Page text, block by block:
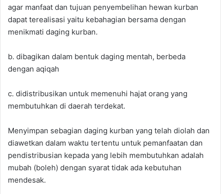
agar manfaat dan tujuan penyembelihan hewan kurban
dapat terealisasi yaitu kebahagian bersama dengan
menikmati daging kurban.
b. dibagikan dalam bentuk daging mentah, berbeda
dengan aqiqah
c. didistribusikan untuk memenuhi hajat orang yang
membutuhkan di daerah terdekat.
Menyimpan sebagian daging kurban yang telah diolah dan
diawetkan dalam waktu tertentu untuk pemanfaatan dan
pendistribusian kepada yang lebih membutuhkan adalah
mubah (boleh) dengan syarat tidak ada kebutuhan
mendesak.